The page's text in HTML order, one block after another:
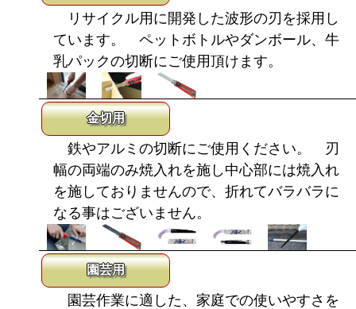
リサイクル用に開発した波形の刃を採用し
ています。 ペットボトルやダンボール、牛
乳パックの切断にご使用頂けます。
金切用
鉄やアルミの切断にご使用ください。 刃
幅の両端のみ焼入れを施し中心部には焼入れ
を施しておりませんので、折れてバラバラに
なる事はございません。
園芸用
園芸作業に適した、家庭での使いやすさを